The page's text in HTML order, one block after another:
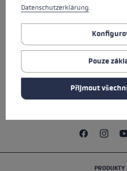
Kompatibilní pouze se
VŠECHNY VLASTNOSTI
BEZPEČNOSTNÍ POKYNY
PRODUKTY
Datenschutzerklärung.
Pouze
Přijmout